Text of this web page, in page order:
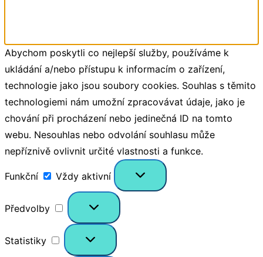
Abychom poskytli co nejlepší služby, používáme k
ukládání a/nebo přístupu k informacím o zařízení,
technologie jako jsou soubory cookies. Souhlas s těmito
technologiemi nám umožní zpracovávat údaje, jako je
chování při procházení nebo jedinečná ID na tomto
webu. Nesouhlas nebo odvolání souhlasu může
nepříznivě ovlivnit určité vlastnosti a funkce.
Funkční
Vždy aktivní
Předvolby
Předvolby
Statistiky
Statistiky